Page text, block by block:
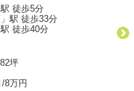
徒歩5分
駅 徒歩33分
徒歩40分
坪
8万円